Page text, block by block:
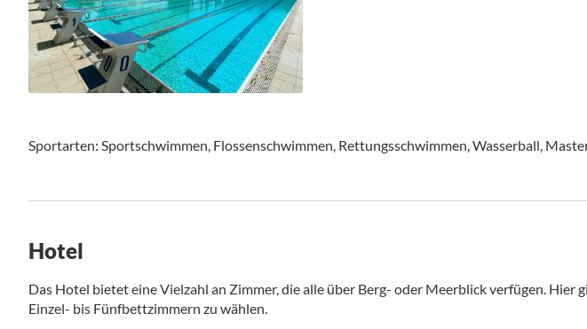
Sportarten: Sportschwimmen, Flossenschwimmen, Rettungsschwimmen, Wasserball,
Hotel
Das Hotel bietet eine Vielzahl an Zimmer, die alle über Berg- oder Meerblick verfügen. Hier
Einzel- bis Fünfbettzimmern zu wählen.